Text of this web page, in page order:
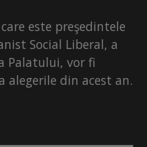
este preşedintele
Social Liberal, a
Palatului, vor fi
alegerile din acest an.